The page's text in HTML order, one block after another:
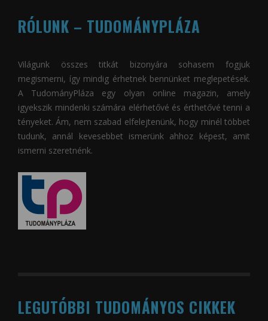
RÓLUNK – TUDOMÁNYPLÁZA
Világunk összes titkát bizonyára sohasem fogjuk
megismerni, így mindig érhetnek bennünket meglepetések.
A TudományPláza egy olyan online magazin, amely
igyekszik mindenki számára elérhetővé és érthetővé tenni a
tényeket. Ám, nem szabad elfelejtenünk, hogy minél többet
tudunk, annál kevesebbet ismerünk ahhoz képest, amit
ismerni szeretnénk.
LEGUTÓBBI TUDOMÁNYOS CIKKEK